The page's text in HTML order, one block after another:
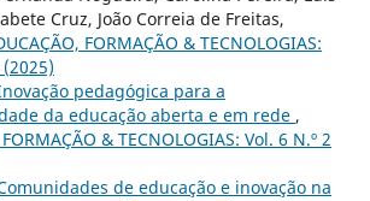
Cruz, João Correia de Freitas,
FORMAÇÃO & TECNOLOGIAS:
pedagógica para a
da educação aberta e em rede ,
& TECNOLOGIAS: Vol. 6 N.º 2
de educação e inovação na